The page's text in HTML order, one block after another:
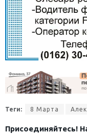
Теги: 8 Марта
Присоединяйтесь!